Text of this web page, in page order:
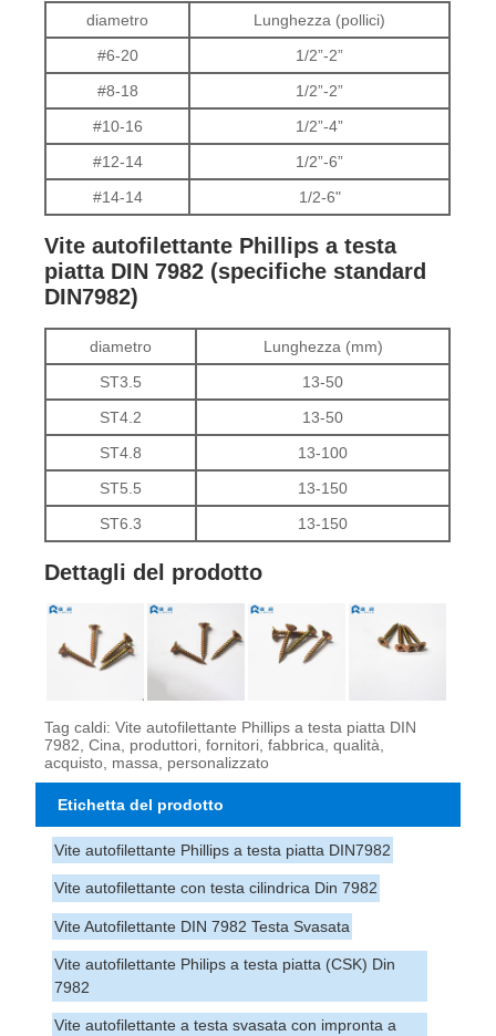
diametro
Lunghezza (pollici)
#6-20
1/2”-2”
#8-18
1/2”-2”
#10-16
1/2”-4”
#12-14
1/2”-6”
#14-14
1/2-6"
Vite autofilettante Phillips a testa
piatta DIN 7982 (specifiche standard
DIN7982)
diametro
Lunghezza (mm)
ST3.5
13-50
ST4.2
13-50
ST4.8
13-100
ST5.5
13-150
ST6.3
13-150
Dettagli del prodotto
Tag caldi: Vite autofilettante Phillips a testa piatta DIN
7982, Cina, produttori, fornitori, fabbrica, qualità,
acquisto, massa, personalizzato
Etichetta del prodotto
Vite autofilettante Phillips a testa piatta DIN7982
Vite autofilettante con testa cilindrica Din 7982
Vite Autofilettante DIN 7982 Testa Svasata
Vite autofilettante Philips a testa piatta (CSK) Din
7982
Vite autofilettante a testa svasata con impronta a